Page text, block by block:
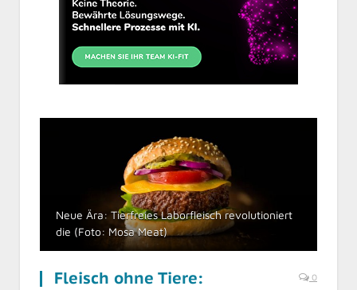
Neue Ära: Tierfreies Laborfleisch revolutioniert
die (Foto: Mosa Meat)
Fleisch ohne Tiere:
0